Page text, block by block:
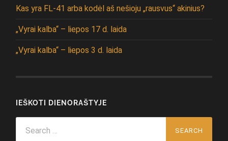
Kas yra FL-41 arba kodėl aš nešioju „rausvus“ akinius?
„Vyrai kalba“ – liepos 17 d. laida
„Vyrai kalba“ – liepos 3 d. laida
IEŠKOTI DIENORAŠTYJE
for: